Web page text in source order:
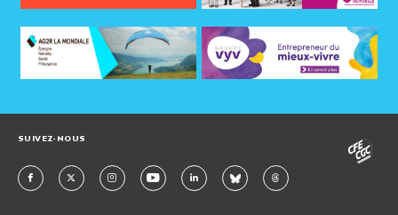
SUIVEZ-NOUS